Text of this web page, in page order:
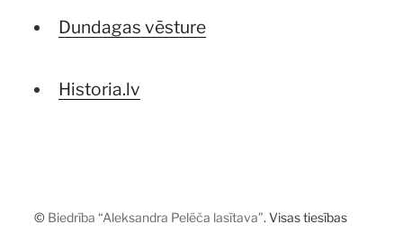
Dundagas vēsture
Historia.lv
© Biedrība “Aleksandra Pelēča lasītava”. Visas tiesības